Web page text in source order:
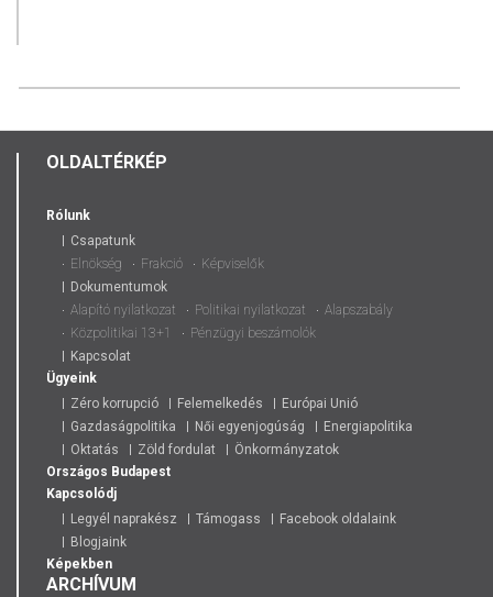
OLDALTÉRKÉP
Rólunk
Csapatunk
Elnökség
Frakció
Képviselők
Dokumentumok
Alapító nyilatkozat
Politikai nyilatkozat
Alapszabály
Közpolitikai 13+1
Pénzügyi beszámolók
Kapcsolat
Ügyeink
Zéro korrupció
Felemelkedés
Európai Unió
Gazdaságpolitika
Női egyenjogúság
Energiapolitika
Oktatás
Zöld fordulat
Önkormányzatok
Országos Budapest
Kapcsolódj
Legyél naprakész
Támogass
Facebook oldalaink
Blogjaink
Képekben
ARCHÍVUM